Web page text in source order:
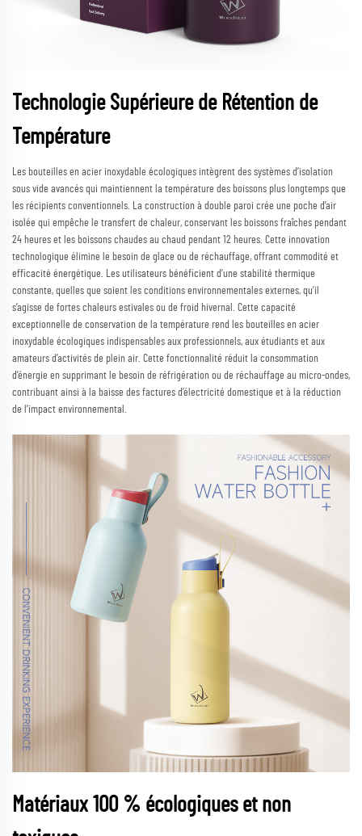
Technologie Supérieure de Rétention de
Température
Les bouteilles en acier inoxydable écologiques intègrent des systèmes d’isolation
sous vide avancés qui maintiennent la température des boissons plus longtemps que
les récipients conventionnels. La construction à double paroi crée une poche d’air
isolée qui empêche le transfert de chaleur, conservant les boissons fraîches pendant
24 heures et les boissons chaudes au chaud pendant 12 heures. Cette innovation
technologique élimine le besoin de glace ou de réchauffage, offrant commodité et
efficacité énergétique. Les utilisateurs bénéficient d’une stabilité thermique
constante, quelles que soient les conditions environnementales externes, qu’il
s’agisse de fortes chaleurs estivales ou de froid hivernal. Cette capacité
exceptionnelle de conservation de la température rend les bouteilles en acier
inoxydable écologiques indispensables aux professionnels, aux étudiants et aux
amateurs d’activités de plein air. Cette fonctionnalité réduit la consommation
d’énergie en supprimant le besoin de réfrigération ou de réchauffage au micro-ondes,
contribuant ainsi à la baisse des factures d’électricité domestique et à la réduction
de l’impact environnemental.
Matériaux 100 % écologiques et non